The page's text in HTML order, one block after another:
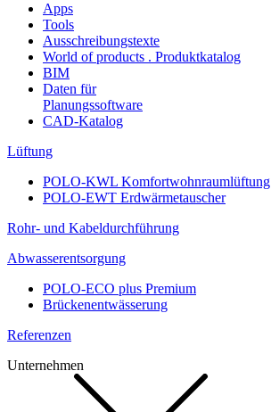
Apps
Tools
Ausschreibungstexte
World of products . Produktkatalog
BIM
Daten für
Planungssoftware
CAD-Katalog
Lüftung
POLO-KWL Komfortwohnraumlüftung
POLO-EWT Erdwärmetauscher
Rohr- und Kabeldurchführung
Abwasserentsorgung
POLO-ECO plus Premium
Brückenentwässerung
Referenzen
Unternehmen